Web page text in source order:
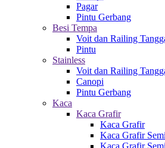
Pagar
Pintu Gerbang
Besi Tempa
Voit dan Railing
Pintu
Stainless
Voit dan Railing
Canopi
Pintu Gerbang
Kaca
Kaca Grafir
Kaca Grafir
Kaca Grafir
Kaca Grafir